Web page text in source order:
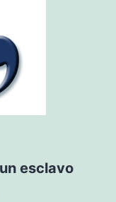
esclavo